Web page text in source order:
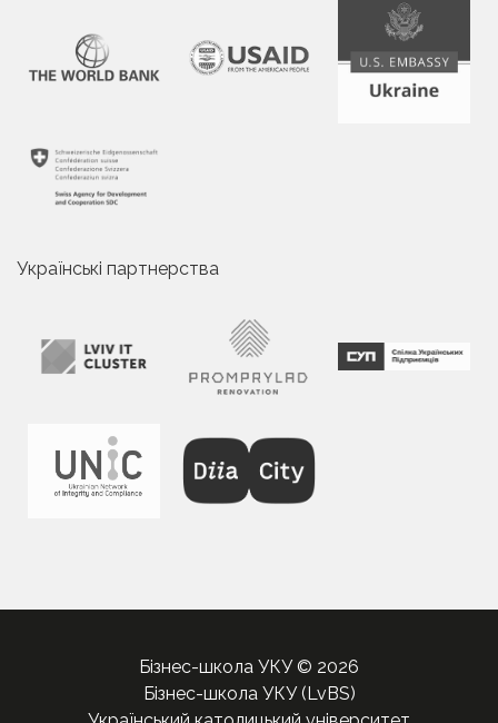
Українські партнерства
Бізнес-школа УКУ © 2026
Бізнес-школа УКУ (LvBS)